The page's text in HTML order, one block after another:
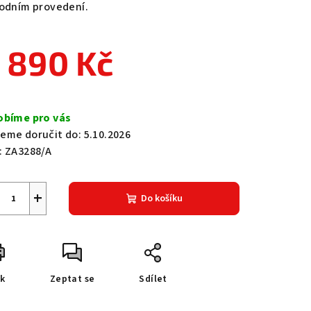
provedení.
890 Kč
pro vás
doručit do: 5.10.2026
ZA3288/A
+ Do košíku
Zeptat se Sdílet